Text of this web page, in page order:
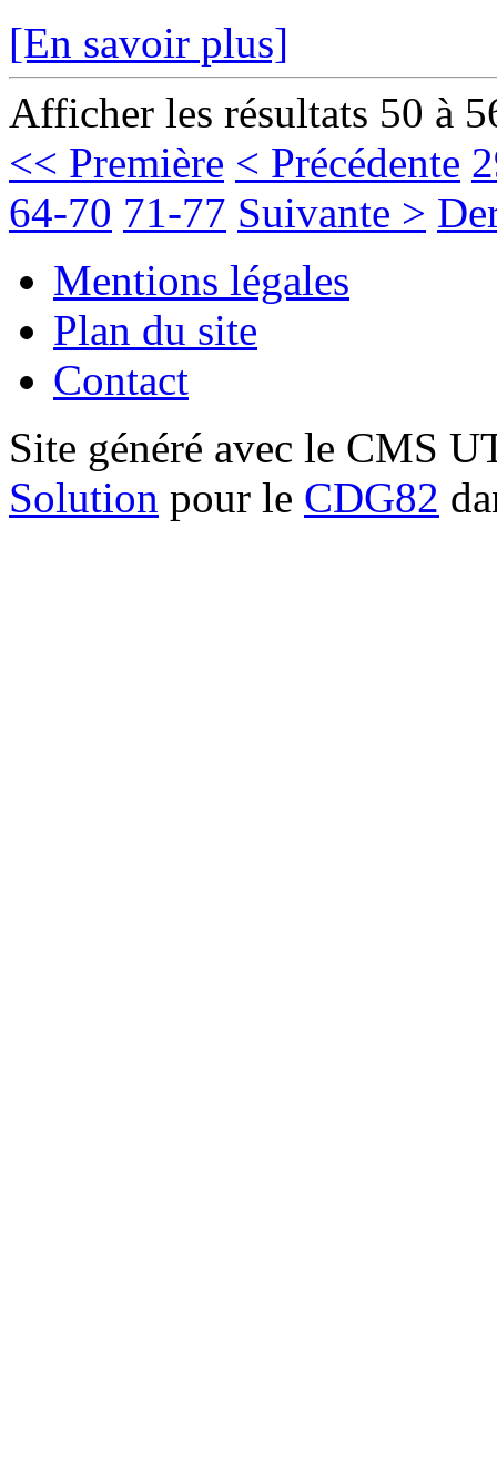
[En savoir plus]
Afficher les résultats 50 à
<< Première < Précédente
64-70 71-77 Suivante >
Mentions légales
Plan du site
Contact
Site généré avec le CMS
Solution pour le CDG82